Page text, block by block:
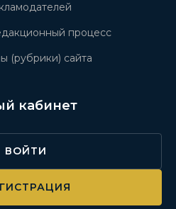
процесс
(рубрики) сайта
кабинет
ВОЙТИ